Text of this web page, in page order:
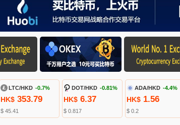
LTC/HKD -0.7%
HK$353.79
$ 45.41
DOT/HKD -0.81%
HK$6.37
$ 0.817
ADA/HKD -4.4%
HK$1.56
$ 0.2